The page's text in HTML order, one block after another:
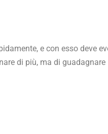
e con esso deve
di più, ma di